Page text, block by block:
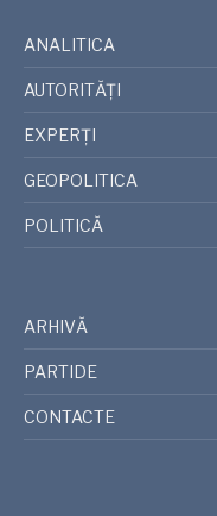
ANALITICA
AUTORITĂȚI
EXPERȚI
GEOPOLITICA
POLITICĂ
ARHIVĂ
PARTIDE
CONTACTE